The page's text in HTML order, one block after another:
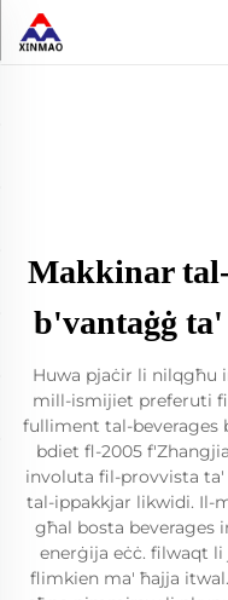
Makkinar
b'vantaġġ
Huwa pjaċir li nilqgħu
mill-ismijiet preferuti
fulliment tal-beverages
bdiet fl-2005
involuta fil-provvista
tal-ippakkjar likwidi. Il-
għal bosta beverages
enerġija eċċ. filwaqt
flimkien ma' ħajja itwal.